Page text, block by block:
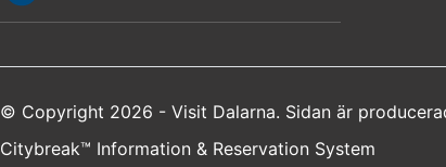
© Copyright 2026 - Visit Dalarna. Sidan är
Citybreak™ Information & Reservation System